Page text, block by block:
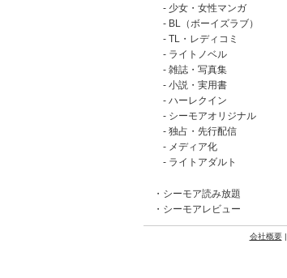
少女・女性マンガ
BL（ボーイズラブ）
TL・レディコミ
ライトノベル
雑誌・写真集
小説・実用書
ハーレクイン
シーモアオリジナル
独占・先行配信
メディア化
ライトアダルト
シーモア読み放題
シーモアレビュー
会社概要|